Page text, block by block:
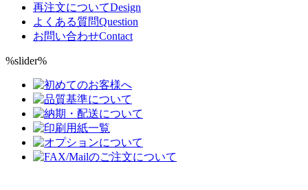
再注文についてDesign
よくある質問Question
お問い合わせContact
%slider%